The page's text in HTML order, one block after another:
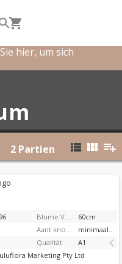
hier, um sich
2 Partien
Blume Vorbaulänge
60cm
Aant knop snijbloemen (min.)
minimaal 23
Qualität
A1
Marketing Pty Ltd
zu kaufen.